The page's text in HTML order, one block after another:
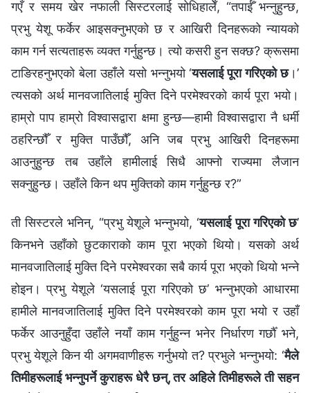
गएँ र समय खेर नफाली सिस्टरलाई सोधिहालेँ, “तपाईँ भन्‍नुहुन्छ,
प्रभु येशू फर्केर आइसक्‍नुभएको छ र आखिरी दिनहरूको न्यायको
काम गर्न सत्यताहरू व्यक्त गर्नुहुन्छ। त्यो कसरी हुन सक्छ? क्रूसमा
टाङिरहनुभएको बेला उहाँले यसो भन्‍नुभयो ‘यसलाई पूरा गरिएको छ।’
त्यसको अर्थ मानवजातिलाई मुक्ति दिने परमेश्‍वरको कार्य पूरा भयो।
हाम्रो पाप हाम्रो विश्‍वासद्वारा क्षमा हुन्छ—हामी विश्‍वासद्वारा नै धर्मी
ठहरिन्छौँ र मुक्ति पाउँछौँ, अनि जब प्रभु आखिरी दिनहरूमा
आउनुहुन्छ तब उहाँले हामीलाई सिधै आफ्‍नो राज्यमा लैजान
सक्‍नुहुन्छ। उहाँले किन थप मुक्तिको काम गर्नुहुन्छ र?”
ती सिस्टरले भनिन्, “प्रभु येशूले भन्नुभयो, ‘यसलाई पूरा गरिएको छ’
किनभने उहाँको छुटकाराको काम पूरा भएको थियो। यसको अर्थ
मानवजातिलाई मुक्ति दिने परमेश्‍वरका सबै कार्य पूरा भएको थियो भन्‍ने
होइन। प्रभु येशूले ‘यसलाई पूरा गरिएको छ’ भन्नुभएको आधारमा
हामीले मानवजातिलाई मुक्ति दिने परमेश्‍वरको काम पूरा भयो र उहाँ
फर्केर आउनुहुँदा उहाँले नयाँ काम गर्नुहुन्‍न भनेर निर्धारण गर्छौँ भने,
प्रभु येशूले किन यी अगमवाणीहरू गर्नुभयो त? प्रभुले भन्‍नुभयो: ‘मैले
तिमीहरूलाई भन्‍नुपर्ने कुराहरू धेरै छन्, तर अहिले तिमीहरूले ती सहन